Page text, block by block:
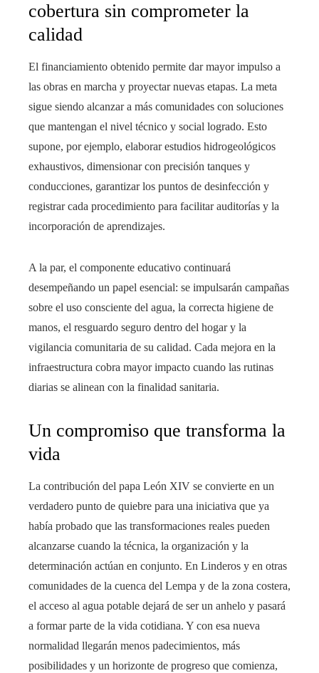
cobertura sin comprometer la
calidad
El financiamiento obtenido permite dar mayor impulso a
las obras en marcha y proyectar nuevas etapas. La meta
sigue siendo alcanzar a más comunidades con soluciones
que mantengan el nivel técnico y social logrado. Esto
supone, por ejemplo, elaborar estudios hidrogeológicos
exhaustivos, dimensionar con precisión tanques y
conducciones, garantizar los puntos de desinfección y
registrar cada procedimiento para facilitar auditorías y la
incorporación de aprendizajes.
A la par, el componente educativo continuará
desempeñando un papel esencial: se impulsarán campañas
sobre el uso consciente del agua, la correcta higiene de
manos, el resguardo seguro dentro del hogar y la
vigilancia comunitaria de su calidad. Cada mejora en la
infraestructura cobra mayor impacto cuando las rutinas
diarias se alinean con la finalidad sanitaria.
Un compromiso que transforma la
vida
La contribución del papa León XIV se convierte en un
verdadero punto de quiebre para una iniciativa que ya
había probado que las transformaciones reales pueden
alcanzarse cuando la técnica, la organización y la
determinación actúan en conjunto. En Linderos y en otras
comunidades de la cuenca del Lempa y de la zona costera,
el acceso al agua potable dejará de ser un anhelo y pasará
a formar parte de la vida cotidiana. Y con esa nueva
normalidad llegarán menos padecimientos, más
posibilidades y un horizonte de progreso que comienza,